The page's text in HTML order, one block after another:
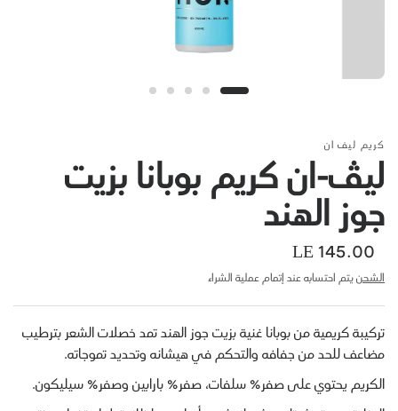
كريم ليف ان
لیڤ-ان کریم بوبانا بزيت
جوز الهند
LE 145.00
الشحنيتم احتسابه عند إتمام عملية الشراء
تركيبة كريمية من بوبانا غنية بزيت جوز الهند تمد خصلات الشعر بترطيب
مضاعف للحد من جفافه والتحكم في هيشانه وتحديد تموجاته.
الكريم يحتوي على صفر% سلفات، صفر% بارابين وصفر% سيليكون.
إضافة إلى سلة التسوق